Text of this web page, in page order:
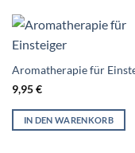
Aromatherapie für
9,95€
IN DEN WARENKORB